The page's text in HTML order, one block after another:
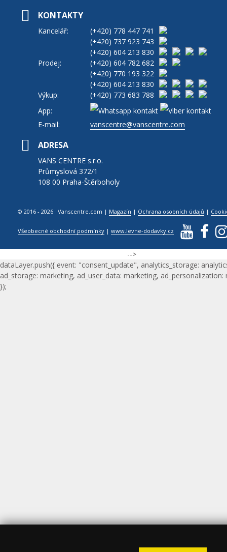
KONTAKTY
Kancelář: (+420) 778 447 741
(+420) 737 923 743
(+420) 604 213 830
Prodej:
(+420) 604 782 682
(+420) 770 193 322
(+420) 604 213 830
Výkup:
(+420) 773 683 788
App:
E-mail:
vanscentre@vanscentre.com
ADRESA
VANS CENTRE s.r.o.
Průmyslová 372/1
108 00 Praha-Štěrboholy
© 2016 - 2026 Vanscentre.com | Magazín | Ochrana osobních údajů |
Všeobecné obchodní podmínky |www.levne-dodavky.cz
-->
dataLayer.push({ event: "consent_update", analytics_storage:
ad_storage: marketing, ad_user_data: marketing, ad_personalization:
});